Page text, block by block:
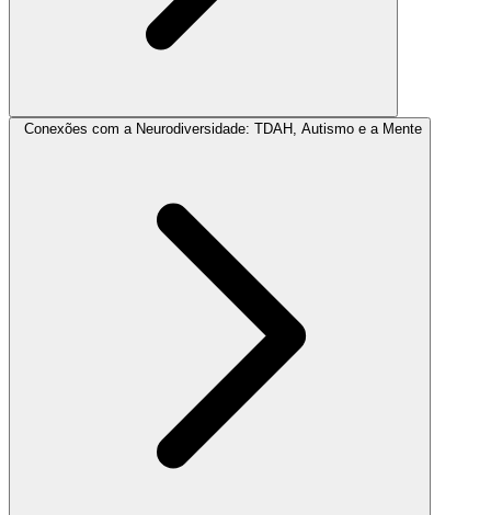
Conexões com a Neurodiversidade: TDAH, Autismo e a Mente